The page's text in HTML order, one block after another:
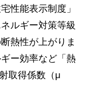
性能表示制度」
ルギー対策等級
熱性が上がりま
ー効率など「熱
取得係数（μ